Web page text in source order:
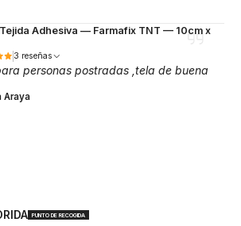
Adhesiva — Farmafix TNT — 10cm x
3 reseñas
personas postradas ,tela de buena
Araya
PUNTO DE RECOGIDA